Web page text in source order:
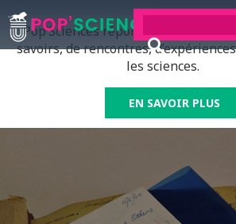
Pop’Sciences répond à tous ceux
savoirs, de rencontres,
les sciences.
EN SAVOIR PLUS